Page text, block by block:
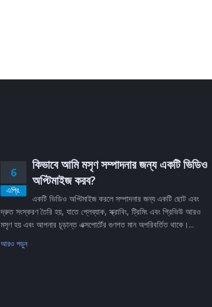
6
এপ্রি.
কিভাবে আমি মসৃণ সম্পাদনার জন্য একটি ভিডিও
অপ্টিমাইজ করব?
একটি ভিডিও অপ্টিমাইজ করলে সম্পাদনার জন্য একটি ছোট এবং
দ্রুত সংস্করণ তৈরি হয়, যাতে প্লেব্যাক, স্ক্রাবিং, ট্রিমিং এবং প্রিভিউ আরও
মসৃণ হয় এবং আপনার চূড়ান্ত এক্সপোর্টের গুণগত মান অপরিবর্তিত থাকে।...
আরও পড়ুন